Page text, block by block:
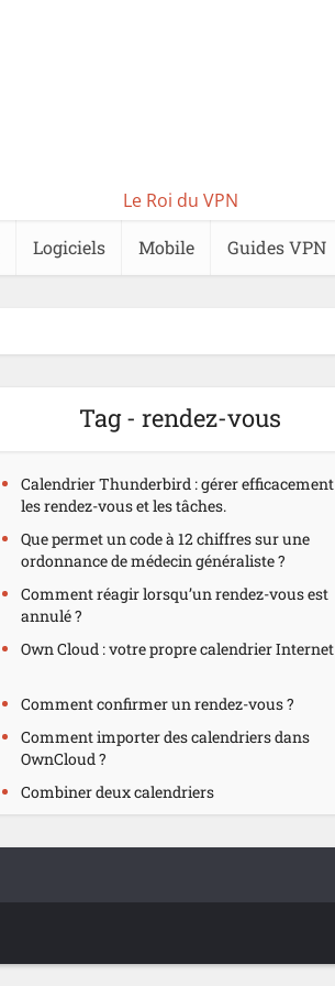
Le Roi du VPN
Logiciels Mobile Guides VPN
Tag - rendez-vous
Calendrier Thunderbird : gérer efficacement
les rendez-vous et les tâches.
Que permet un code à 12 chiffres sur une
ordonnance de médecin généraliste ?
Comment réagir lorsqu’un rendez-vous est
annulé ?
Own Cloud : votre propre calendrier Internet
Comment confirmer un rendez-vous ?
Comment importer des calendriers dans
OwnCloud ?
Combiner deux calendriers